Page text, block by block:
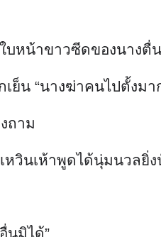
หน้าขาวซีดของนางตื่
เย็น “นางฆ่าคนไปตั้ง
ถาม
หวินเห้าพูดได้นุ่มนวลยิ่ง
นมิได้”